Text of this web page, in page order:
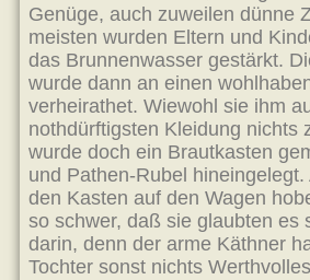
Genüge, auch zuweilen dünne
meisten wurden Eltern und
das Brunnenwasser gestärkt.
wurde dann an einen
verheirathet. Wiewohl sie ihm
nothdürftigsten Kleidung nichts
wurde doch ein Brautkasten
und Pathen-Rubel
den Kasten auf den Wagen
so schwer, daß sie glaubten es
darin, denn der arme Käthner
Tochter sonst nichts